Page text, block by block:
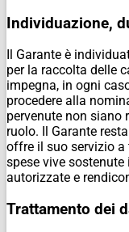
Individuazione,
Il Garante è
per la raccolta delle
impegna, in ogni
procedere alla
pervenute non siano
ruolo. Il Garante
offre il suo servizio
spese vive sostenute
autorizzate e
Trattamento dei